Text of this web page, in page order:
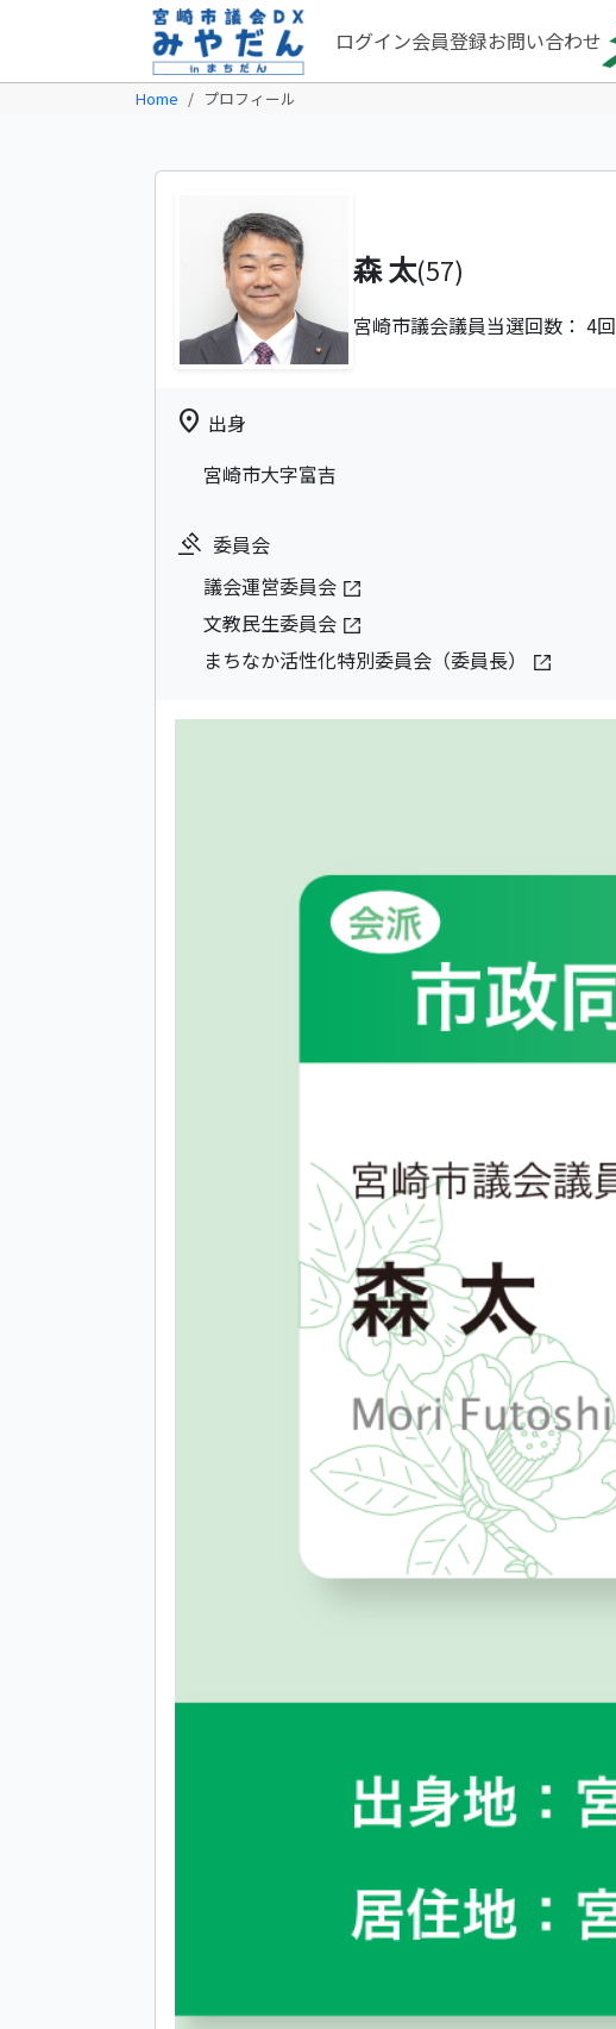
ログイン会員登録お問い合わせ
Home プロフィール
森 太(57)
宮崎市議会議員当選回数： 4回
location_on 出身
宮崎市大字富吉
委員会
議会運営委員会
文教民生委員会
まちなか活性化特別委員会（委員長）